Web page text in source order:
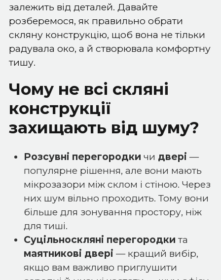
залежить від деталей. Давайте
розберемося, як правильно обрати
скляну конструкцію, щоб вона не тільки
радувала око, а й створювала комфортну
тишу.
Чому не всі скляні
конструкції
захищають від шуму?
Розсувні перегородки чи двері —
популярне рішення, але вони мають
мікрозазори між склом і стіною. Через
них шум вільно проходить. Тому вони
більше для зонування простору, ніж
для тиші.
Суцільноскляні перегородки та
маятникові двері — кращий вибір,
якщо вам важливо приглушити